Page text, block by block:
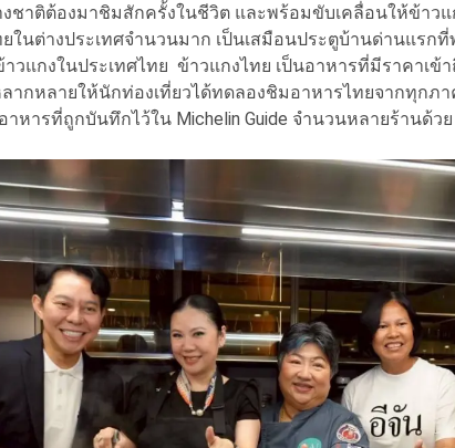
ชาติต้องมาชิมสักครั้งในชีวิต และพร้อมขับเคลื่อนให้ข้าว
ในต่างประเทศจำนวนมาก เป็นเสมือนประตูบ้านด่านแรก
วแกงในประเทศไทย ข้าวแกงไทย เป็นอาหารที่มีราคาเข้
ากหลายให้นักท่องเที่ยวได้ทดลองชิมอาหารไทยจากทุกภ
าหารที่ถูกบันทึกไว้ใน Michelin Guide จำนวนหลายร้านด้วย